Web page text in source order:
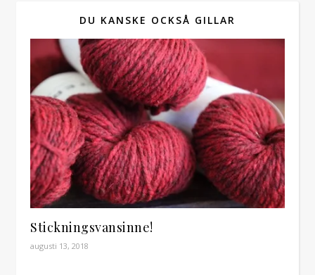
DU KANSKE OCKSÅ GILLAR
Stickningsvansinne!
augusti 13, 2018